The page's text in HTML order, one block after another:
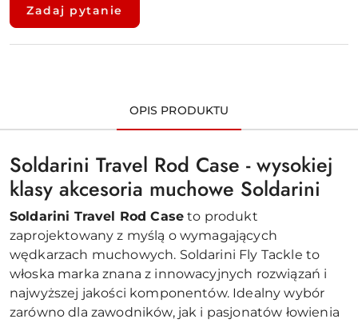
dostawa
Zadaj pytanie
OPIS PRODUKTU
Soldarini Travel Rod Case - wysokiej
klasy akcesoria muchowe Soldarini
Soldarini Travel Rod Case to produkt
zaprojektowany z myślą o wymagających
wędkarzach muchowych. Soldarini Fly Tackle to
włoska marka znana z innowacyjnych rozwiązań i
najwyższej jakości komponentów. Idealny wybór
zarówno dla zawodników, jak i pasjonatów łowienia